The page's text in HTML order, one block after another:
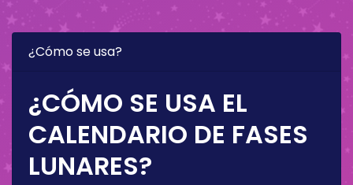
¿Cómo se usa?
¿CÓMO SE USA EL
CALENDARIO DE FASES
LUNARES?